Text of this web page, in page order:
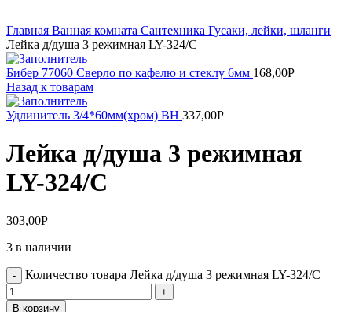
Главная Ванная комната Сантехника Гусаки, лейки, шланги
Лейка д/душа 3 режимная LY-324/C
Бибер 77060 Сверло по кафелю и стеклу 6мм 168,00Р
Назад к товарам
Удлинитель 3/4*60мм(хром) ВН 337,00Р
Лейка д/душа 3 режимная
LY-324/C
303,00Р
3 в наличии
Количество товара Лейка д/душа 3 режимная LY-324/C
В корзину